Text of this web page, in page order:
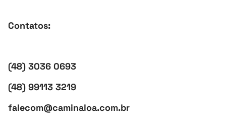
Contatos:
(48) 3036 0693
(48) 99113 3219
falecom@caminaloa.com.br